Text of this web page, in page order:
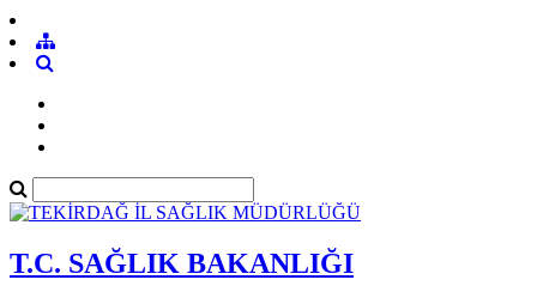
T.C. SAĞLIK BAKANLIĞI